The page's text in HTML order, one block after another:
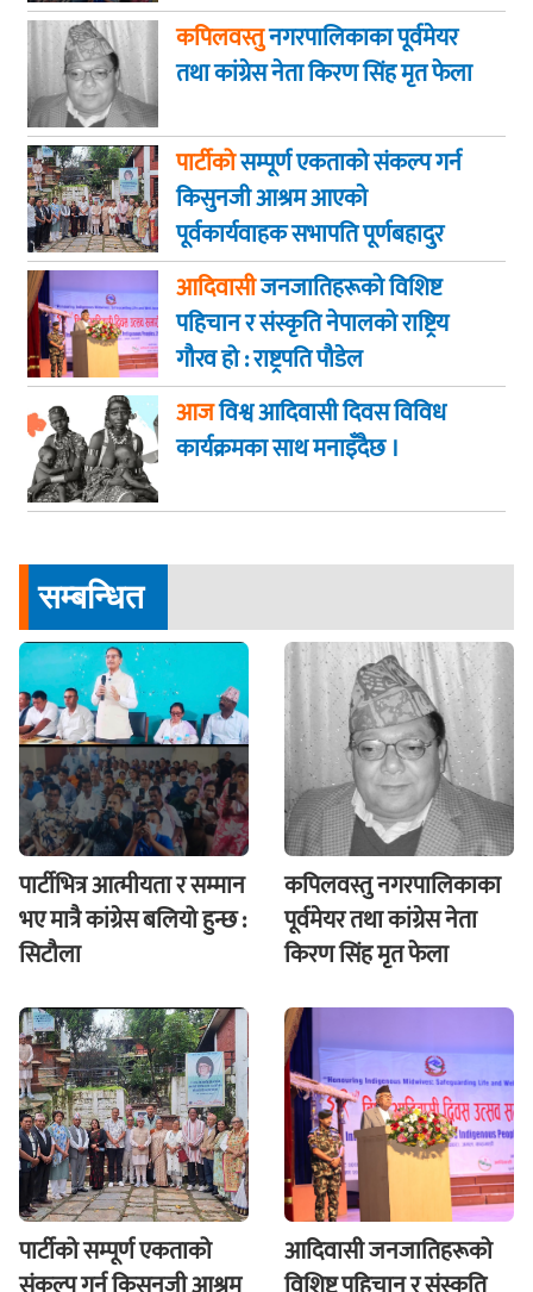
कपिलवस्तुनगरपालिकाका पूर्वमेयर
तथा कांग्रेस नेता किरण सिंह मृत फेला
पार्टीकोसम्पूर्ण एकताको संकल्प गर्न
किसुनजी आश्रम आएकाे
पूर्वकार्यवाहक सभापति पूर्णबहादुर
खड्का
आदिवासीजनजातिहरूको विशिष्ट
पहिचान र संस्कृति नेपालको राष्ट्रिय
गौरव हो : राष्ट्रपति पौडेल
आजविश्व आदिवासी दिवस विविध
कार्यक्रमका साथ मनाइँदैछ ।
सम्बन्धित
पार्टीभित्र आत्मीयता र सम्मान
भए मात्रै कांग्रेस बलियो हुन्छ :
सिटौला
कपिलवस्तु नगरपालिकाका
पूर्वमेयर तथा कांग्रेस नेता
किरण सिंह मृत फेला
पार्टीको सम्पूर्ण एकताको
आदिवासी जनजातिहरूको